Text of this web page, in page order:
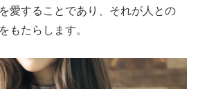
愛することであり、それが人との
もたらします。